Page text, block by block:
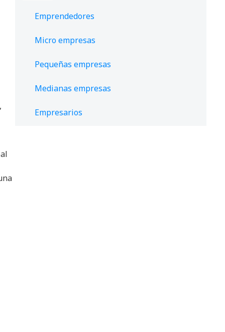
Emprendedores
Micro empresas
Pequeñas empresas
Medianas empresas
Empresarios